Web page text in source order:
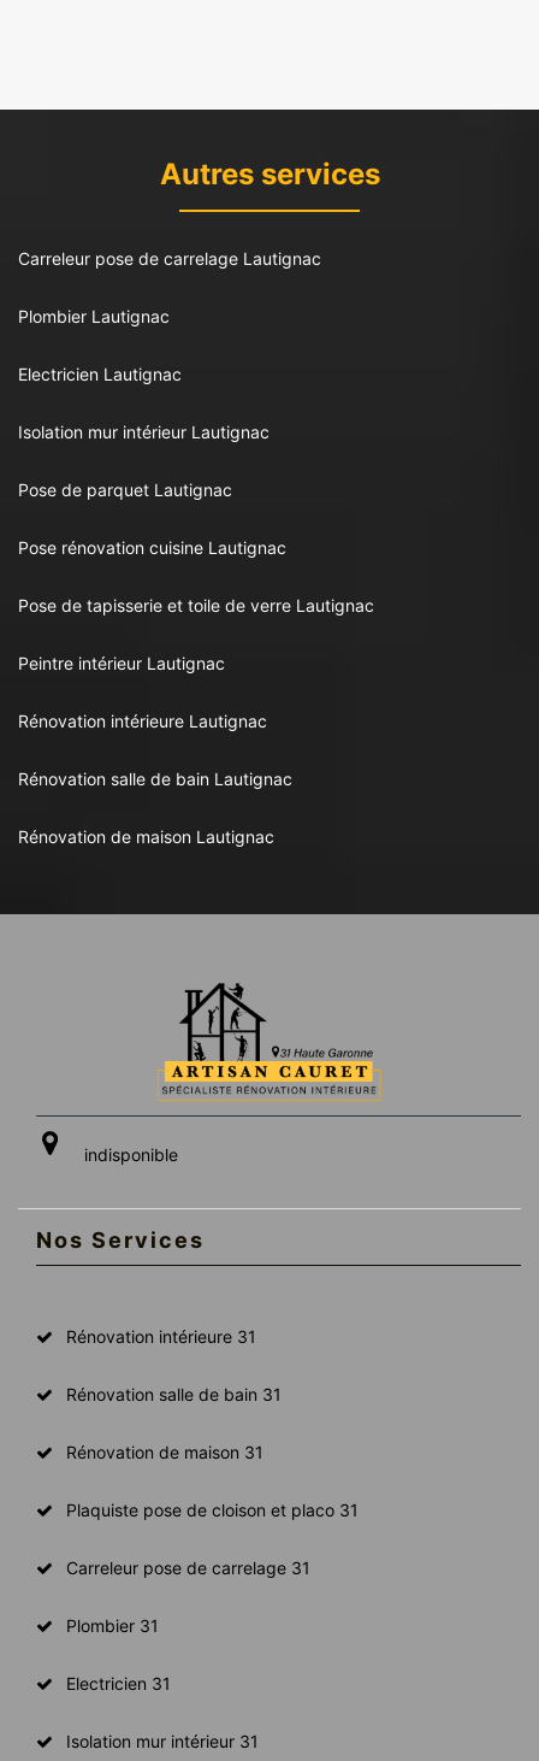
Autres services
Carreleur pose de carrelage Lautignac
Plombier Lautignac
Electricien Lautignac
Isolation mur intérieur Lautignac
Pose de parquet Lautignac
Pose rénovation cuisine Lautignac
Pose de tapisserie et toile de verre Lautignac
Peintre intérieur Lautignac
Rénovation intérieure Lautignac
Rénovation salle de bain Lautignac
Rénovation de maison Lautignac
indisponible
Nos Services
Rénovation intérieure 31
Rénovation salle de bain 31
Rénovation de maison 31
Plaquiste pose de cloison et placo 31
Carreleur pose de carrelage 31
Plombier 31
Electricien 31
Isolation mur intérieur 31